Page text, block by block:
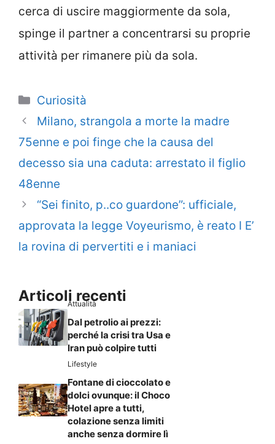
cerca di uscire maggiormente da sola,
spinge il partner a concentrarsi su proprie
attività per rimanere più da sola.
Categorie
Curiosità
Milano, strangola a morte la madre
75enne e poi finge che la causa del
decesso sia una caduta: arrestato il figlio
48enne
“Sei finito, p..co guardone”: ufficiale,
approvata la legge Voyeurismo, è reato I E’
la rovina di pervertiti e i maniaci
Articoli recenti
Attualità
Dal petrolio ai prezzi:
perché la crisi tra Usa e
Iran può colpire tutti
Lifestyle
Fontane di cioccolato e
dolci ovunque: il Choco
Hotel apre a tutti,
colazione senza limiti
anche senza dormire lì